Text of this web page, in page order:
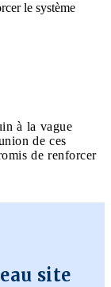
le système
à la vague
de ces
de renforcer
site